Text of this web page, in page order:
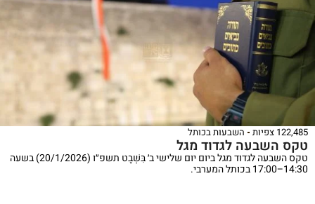
122,485 צפיות השבעות בכותל
טקס השבעה לגדוד מגל
טקס השבעה לגדוד מגל ביום יום שלישי ב׳ בִּשְׁבָט תשפ״ו (20/1/2026) בשעה
14:30–17:00 בכותל המערבי.